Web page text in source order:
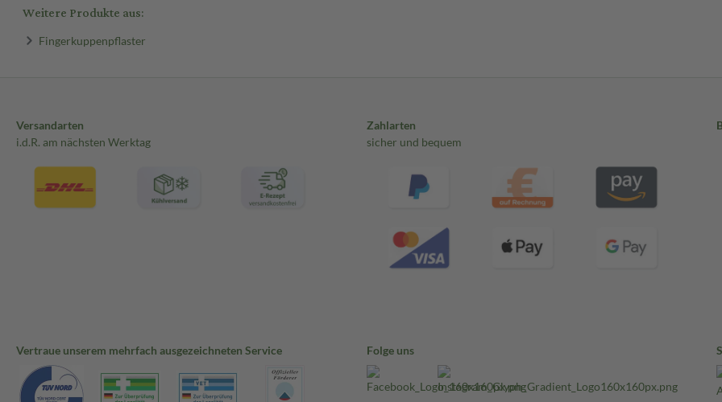
Weitere Produkte aus:
Fingerkuppenpflaster
Versandarten
i.d.R. am nächsten Werktag
Zahlarten
sicher und bequem
Vertraue unserem mehrfach ausgezeichneten Service Folge uns